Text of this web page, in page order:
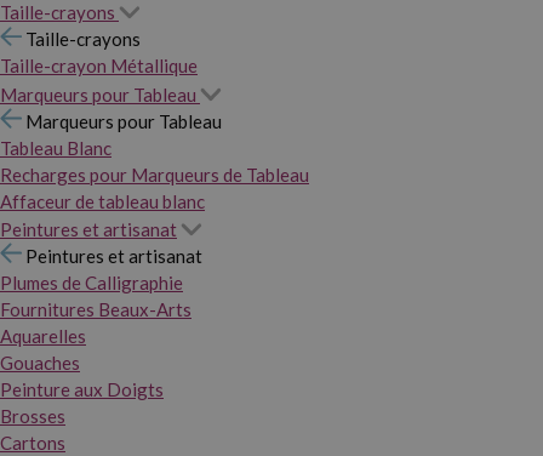
Taille-crayons
Taille-crayons
Taille-crayon Métallique
Marqueurs pour Tableau
Marqueurs pour Tableau
Tableau Blanc
Recharges pour Marqueurs de Tableau
Affaceur de tableau blanc
Peintures et artisanat
Peintures et artisanat
Plumes de Calligraphie
Fournitures Beaux-Arts
Aquarelles
Gouaches
Peinture aux Doigts
Brosses
Cartons